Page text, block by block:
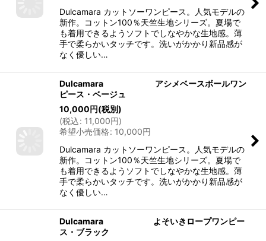
Dulcamara カットソーワンピース。人気モデルの
新作。コットン100％天竺生地シリーズ。夏場で
も着用できるようソフトでしなやかな生地感。薄
手で柔らかいタッチです。洗いがかかり新品感が
なく優しい…
Dulcamara アシメベースボールワン
ピース・ベージュ
10,000円(税別)
(税込: 11,000円)
希望小売価格: 10,000円
Dulcamara カットソーワンピース。人気モデルの
新作。コットン100％天竺生地シリーズ。夏場で
も着用できるようソフトでしなやかな生地感。薄
手で柔らかいタッチです。洗いがかかり新品感が
なく優しい…
Dulcamara よそいきロープワンピー
ス・ブラック